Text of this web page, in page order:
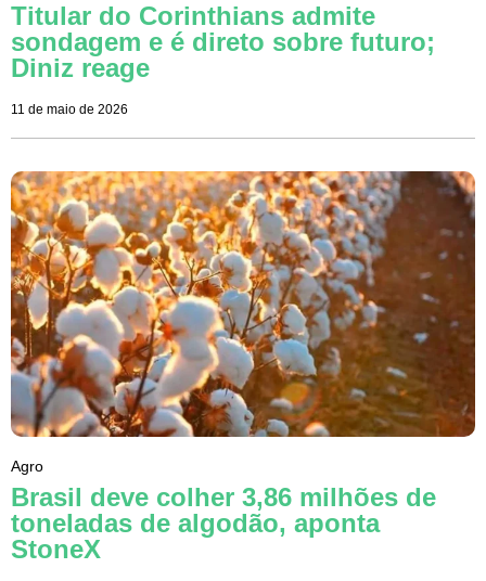
Titular do Corinthians admite
sondagem e é direto sobre futuro;
Diniz reage
11 de maio de 2026
Agro
Brasil deve colher 3,86 milhões de
toneladas de algodão, aponta
StoneX